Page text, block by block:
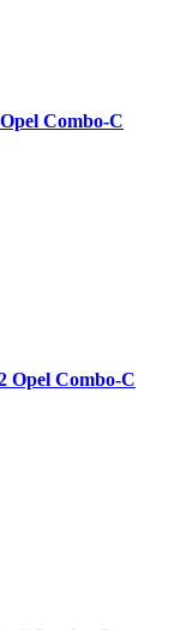
Combo-С
Opel Combo-С